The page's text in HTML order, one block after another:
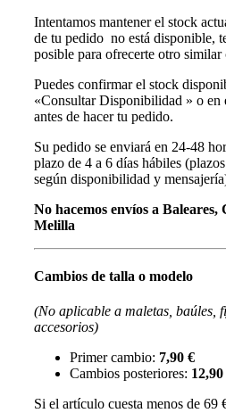
Intentamos mantener el stock
de tu pedido no está disponible,
posible para ofrecerte otro
Puedes confirmar el stock
«Consultar Disponibilidad » o
antes de hacer tu pedido.
Su pedido se enviará en 24-48
plazo de 4 a 6 días hábiles
según disponibilidad y
No hacemos envíos a Baleares,
Melilla
Cambios de talla o modelo
(No aplicable a maletas, baúles,
accesorios)
Primer cambio: 7,90 €
Cambios posteriores: 12,90
Si el artículo cuesta menos de 69